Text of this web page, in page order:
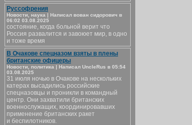
Руссофрения
Новости, наука | Написал вован сидорович в
06:02 03.08.2025
состояние, когда больной верит что
Россия развалится и завоюет мир, в одно
и тоже время
В Очакове спецназом взяты в плены
британские офицеры
Новости, политика | Написал UncleRus в 05:54
03.08.2025
31 июля ночью в Очакове на нескольких
катерах высадились российские
спецназовцы и проникли в командный
центр. Они захватили британских
военнослужащих, координировавших
применение британских ракет
и беспилотников.